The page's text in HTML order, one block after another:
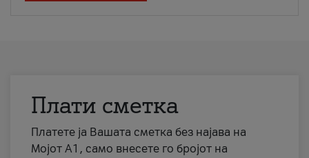
Плати сметка
Платете ја Вашата сметка без најава на
Мојот А1, само внесете го бројот на